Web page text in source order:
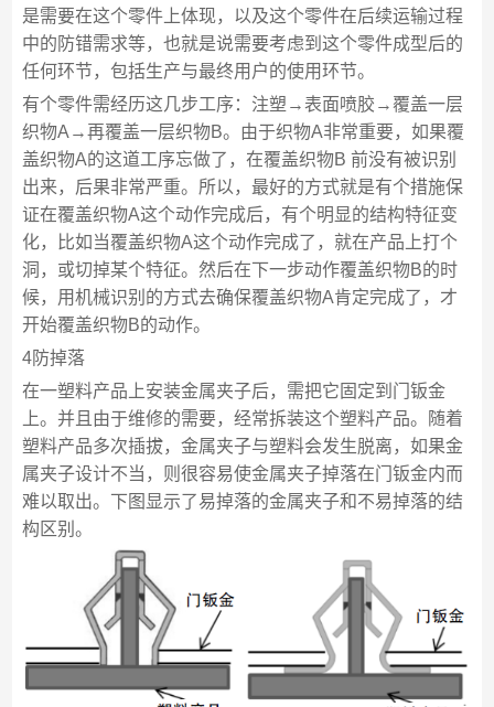
是需要在这个零件上体现，以及这个零件在后续运输过程
中的防错需求等，也就是说需要考虑到这个零件成型后的
任何环节，包括生产与最终用户的使用环节。
有个零件需经历这几步工序：注塑→表面喷胶→覆盖一层
织物A→再覆盖一层织物B。由于织物A非常重要，如果覆
盖织物A的这道工序忘做了，在覆盖织物B 前没有被识别
出来，后果非常严重。所以，最好的方式就是有个措施保
证在覆盖织物A这个动作完成后，有个明显的结构特征变
化，比如当覆盖织物A这个动作完成了，就在产品上打个
洞，或切掉某个特征。然后在下一步动作覆盖织物B的时
候，用机械识别的方式去确保覆盖织物A肯定完成了，才
开始覆盖织物B的动作。
4防掉落
在一塑料产品上安装金属夹子后，需把它固定到门钣金
上。并且由于维修的需要，经常拆装这个塑料产品。随着
塑料产品多次插拔，金属夹子与塑料会发生脱离，如果金
属夹子设计不当，则很容易使金属夹子掉落在门钣金内而
难以取出。下图显示了易掉落的金属夹子和不易掉落的结
构区别。